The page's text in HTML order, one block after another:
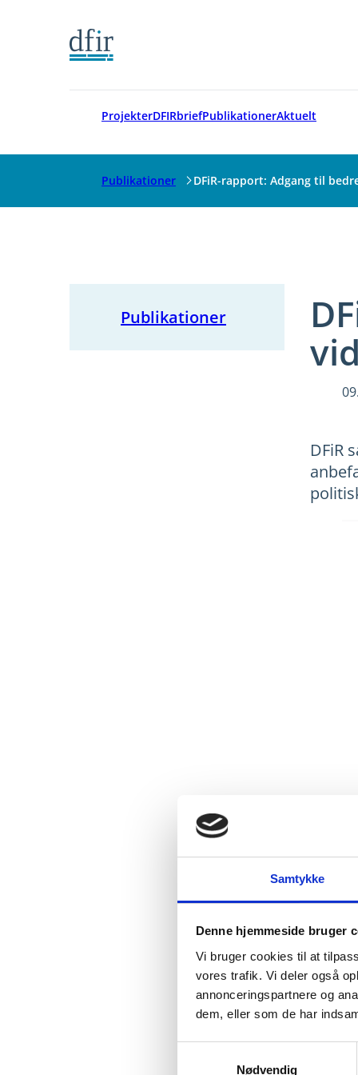
Samtykke
Denne hjemmeside bruger
Vi bruger cookies til at
vores trafik. Vi deler også
annonceringspartnere og
dem, eller som de har
Nødvendig
ProjekterDFIRbriefPublikationerAktuelt
Publikationer DFiR-rapport: Adgang til
Publikationer
DFiR